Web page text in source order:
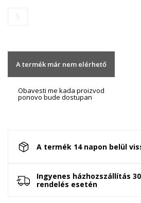
A termék már nem elérhető
Obavesti me kada proizvod
ponovo bude dostupan
A termék 14 napon belül
Ingyenes házhozszállítás
rendelés esetén